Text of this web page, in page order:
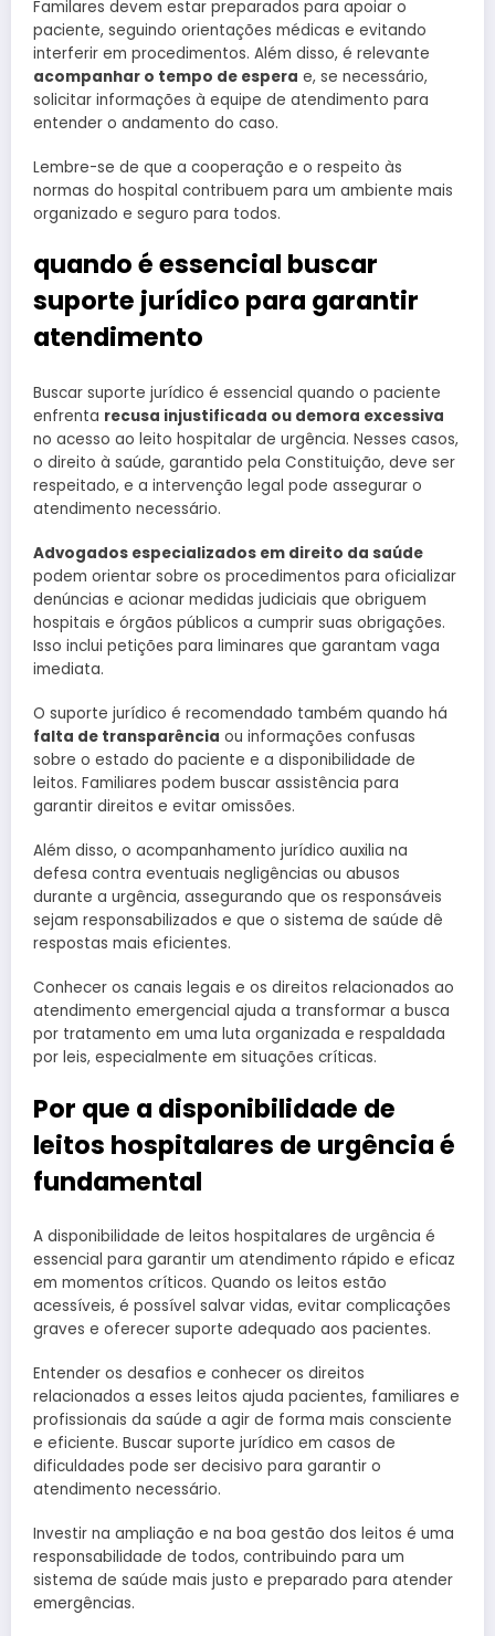
Familares devem estar preparados para apoiar o
paciente, seguindo orientações médicas e evitando
interferir em procedimentos. Além disso, é relevante
acompanhar o tempo de espera e, se necessário,
solicitar informações à equipe de atendimento para
entender o andamento do caso.
Lembre-se de que a cooperação e o respeito às
normas do hospital contribuem para um ambiente mais
organizado e seguro para todos.
quando é essencial buscar
suporte jurídico para garantir
atendimento
Buscar suporte jurídico é essencial quando o paciente
enfrenta recusa injustificada ou demora excessiva
no acesso ao leito hospitalar de urgência. Nesses casos,
o direito à saúde, garantido pela Constituição, deve ser
respeitado, e a intervenção legal pode assegurar o
atendimento necessário.
Advogados especializados em direito da saúde
podem orientar sobre os procedimentos para oficializar
denúncias e acionar medidas judiciais que obriguem
hospitais e órgãos públicos a cumprir suas obrigações.
Isso inclui petições para liminares que garantam vaga
imediata.
O suporte jurídico é recomendado também quando há
falta de transparência ou informações confusas
sobre o estado do paciente e a disponibilidade de
leitos. Familiares podem buscar assistência para
garantir direitos e evitar omissões.
Além disso, o acompanhamento jurídico auxilia na
defesa contra eventuais negligências ou abusos
durante a urgência, assegurando que os responsáveis
sejam responsabilizados e que o sistema de saúde dê
respostas mais eficientes.
Conhecer os canais legais e os direitos relacionados ao
atendimento emergencial ajuda a transformar a busca
por tratamento em uma luta organizada e respaldada
por leis, especialmente em situações críticas.
Por que a disponibilidade de
leitos hospitalares de urgência é
fundamental
A disponibilidade de leitos hospitalares de urgência é
essencial para garantir um atendimento rápido e eficaz
em momentos críticos. Quando os leitos estão
acessíveis, é possível salvar vidas, evitar complicações
graves e oferecer suporte adequado aos pacientes.
Entender os desafios e conhecer os direitos
relacionados a esses leitos ajuda pacientes, familiares e
profissionais da saúde a agir de forma mais consciente
e eficiente. Buscar suporte jurídico em casos de
dificuldades pode ser decisivo para garantir o
atendimento necessário.
Investir na ampliação e na boa gestão dos leitos é uma
responsabilidade de todos, contribuindo para um
sistema de saúde mais justo e preparado para atender
emergências.